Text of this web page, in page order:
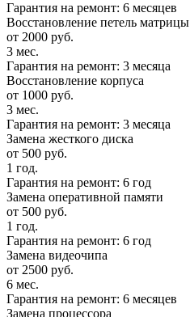
Гарантия на ремонт: 6 месяцев
Восстановление петель матрицы
от 2000 руб.
3 мес.
Гарантия на ремонт: 3 месяца
Восстановление корпуса
от 1000 руб.
3 мес.
Гарантия на ремонт: 3 месяца
Замена жесткого диска
от 500 руб.
1 год.
Гарантия на ремонт: 6 год
Замена оперативной памяти
от 500 руб.
1 год.
Гарантия на ремонт: 6 год
Замена видеочипа
от 2500 руб.
6 мес.
Гарантия на ремонт: 6 месяцев
Замена процессора